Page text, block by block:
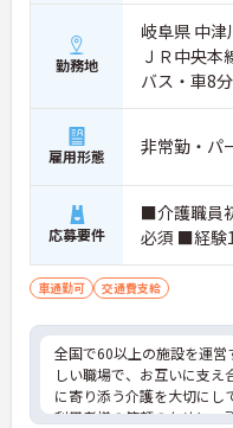
勤務地
岐阜県 中
ＪＲ中央本
バス・車8分
雇用形態 非常勤・パ
応募要件
■介護職員
必須 ■経験
車通勤可 交通費支給
全国で60以上の施設を運営
しい職場で、お互いに支え
に寄り添う介護を大切にし
利用者様の笑顔のために一